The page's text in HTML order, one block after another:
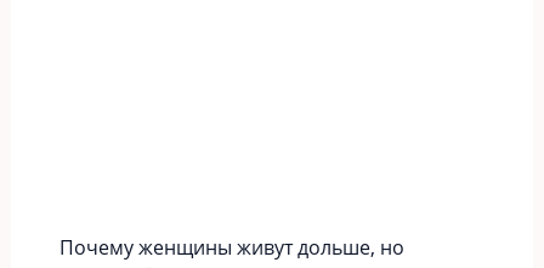
Почему женщины живут дольше, но